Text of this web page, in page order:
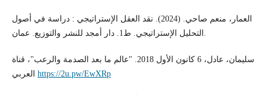
العمار، منعم صاحي. (2024). نقد العقل الإستراتيجي : دراسة في أصول
التحليل الإستراتيجي. ط1. دار أمجد للنشر والتوزيع. عمان.
سليمان، عادل، 6 كانون الأول 2018. "عالم ما بعد الصدمة والرعب"، قناة
https://2u.pw/EwXRp